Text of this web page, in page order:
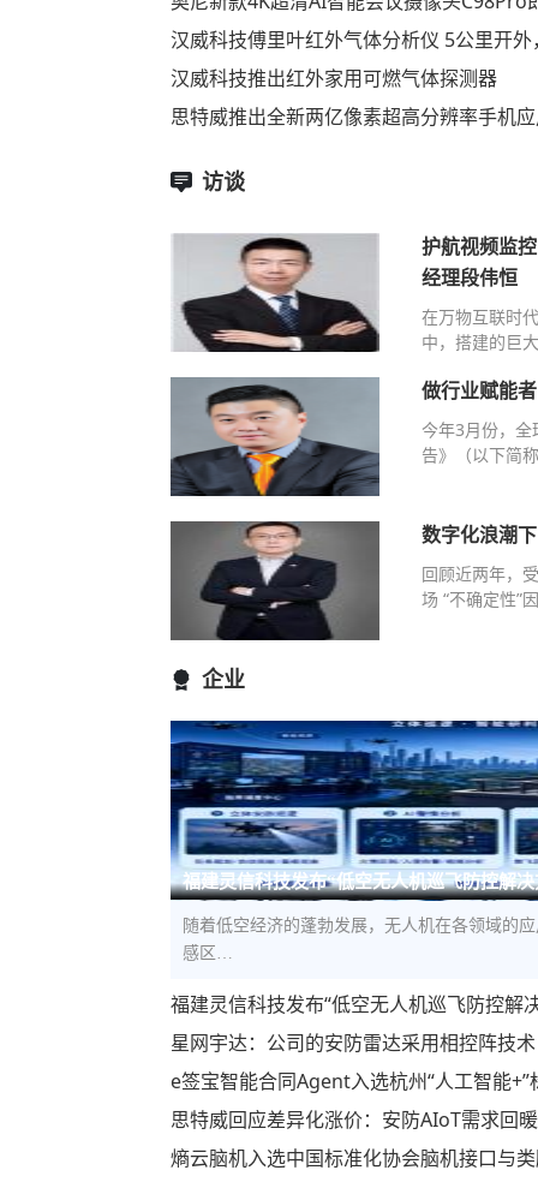
汉威科技傅里叶红外气体分析仪 5公里开
汉威科技推出红外家用可燃气体探测器
思特威推出全新两亿像素超高分辨率手机
访谈
护航视频监
经理段伟恒
在万物互联时
中，搭建的巨
做行业赋能
今年3月份，
告》（以下简
数字化浪潮
回顾近两年，
场 “不确定性”
企业
福建灵信科技发布“低空无人机巡飞防控解
随着低空经济的蓬勃发展，无人机在各领域的
感区…
福建灵信科技发布“低空无人机巡飞防控解
星网宇达：公司的安防雷达采用相控阵技
e签宝智能合同Agent入选杭州“人工智能
思特威回应差异化涨价：安防AIoT需求回
熵云脑机入选中国标准化协会脑机接口与